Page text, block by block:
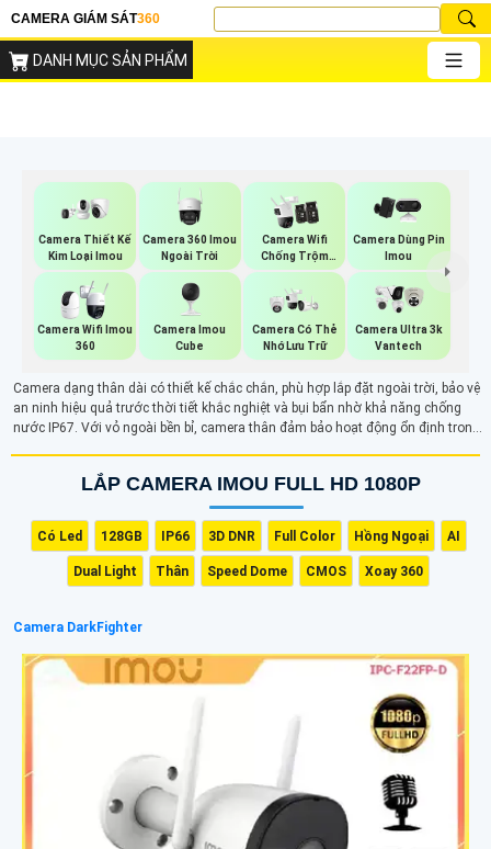
CAMERA GIÁM SÁT360
DANH MỤC SẢN PHẨM
Camera Thiết Kế
Kim Loại Imou
Camera 360 Imou
Ngoài Trời
Camera Wifi
Chống Trộm
Imou
Camera Dùng Pin
Imou
Camera Wifi Imou
360
Camera Imou
Cube
Camera Có Thẻ
Nhớ Lưu Trữ
Camera Ultra 3k
Vantech
Camera dạng thân dài có thiết kế chắc chắn, phù hợp lắp đặt ngoài trời, bảo vệ
an ninh hiệu quả trước thời tiết khắc nghiệt và bụi bẩn nhờ khả năng chống
nước IP67. Với vỏ ngoài bền bỉ, camera thân đảm bảo hoạt động ổn định trong
LẮP CAMERA IMOU FULL HD 1080P
Có Led 128GB IP66 3D DNR Full Color Hồng Ngoại AI
Dual Light Thân Speed Dome CMOS Xoay 360
Camera DarkFighter